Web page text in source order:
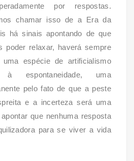
por respostas.
chamar isso de a Era da
há sinais apontando de que
poder relaxar, haverá sempre
espécie de artificialismo
à espontaneidade, uma
pelo fato de que a peste
e a incerteza será uma
que nenhuma resposta
para se viver a vida